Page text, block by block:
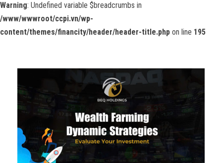
Warning: Undefined variable $breadcrumbs in
/www/wwwroot/ccpi.vn/wp-
content/themes/financity/header/header-title.php on line 195